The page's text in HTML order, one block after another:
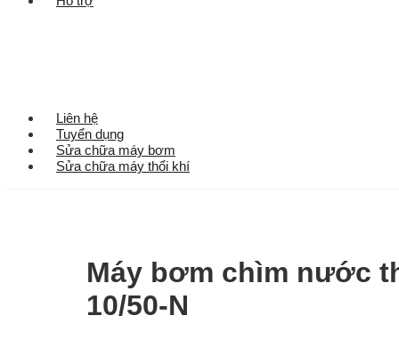
Liên hệ
Tuyển dụng
Sửa chữa máy bơm
Sửa chữa máy thổi khí
Máy bơm chìm nước
10/50-N